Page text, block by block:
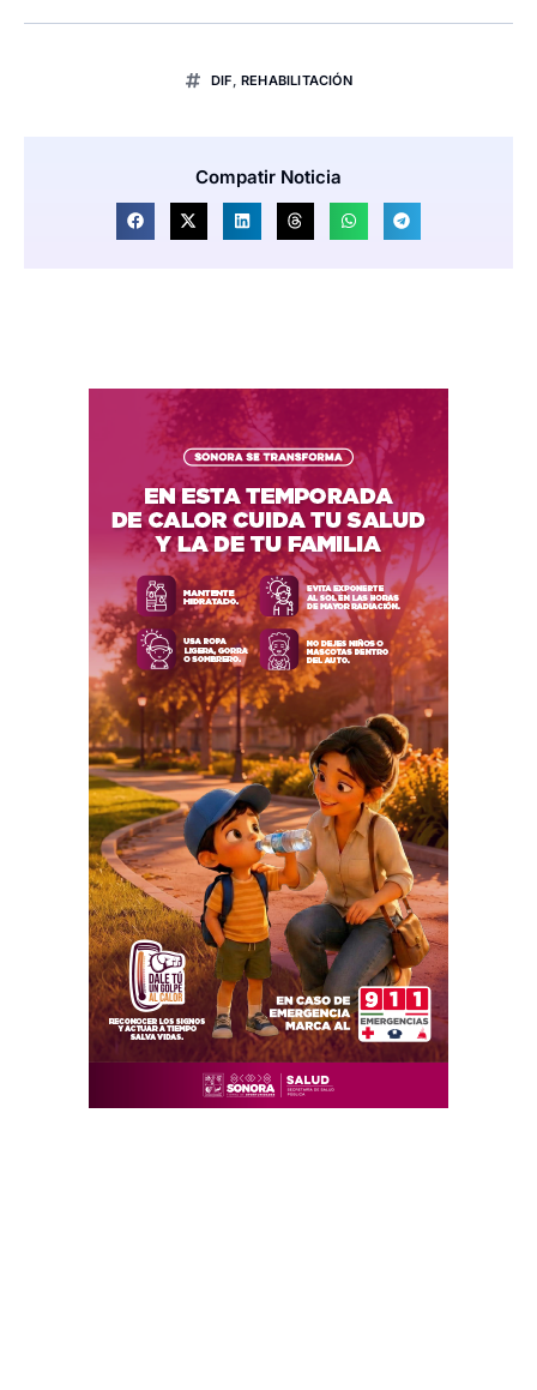
DIF ,REHABILITACIÓN
Compatir Noticia